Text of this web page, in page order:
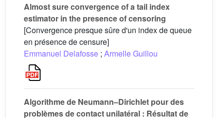
Almost sure convergence of a tail index
estimator in the presence of censoring
[Convergence presque sûre d'un index de queue
en présence de censure]
Emmanuel Delafosse ; Armelle Guillou
Algorithme de Neumann–Dirichlet pour des
problèmes de contact unilatéral : Résultat de